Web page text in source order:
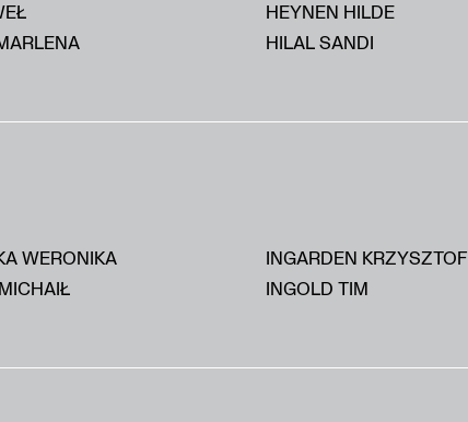
HEYNEN HILDE
HILAL SANDI
WERONIKA
INGARDEN KRZYSZTOF
INGOLD TIM